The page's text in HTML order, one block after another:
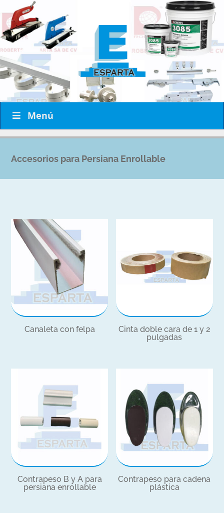
Menú
Accesorios para Persiana Enrollable
Canaleta con felpa
Cinta doble cara de 1 y 2
pulgadas
Contrapeso B y A para
persiana enrollable
Contrapeso para cadena
plástica